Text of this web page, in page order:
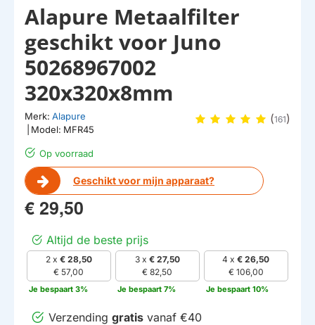
HUISMERK
Op voorraad
Geschikt voor mijn apparaat?
Alapure Metaalfilter
geschikt voor Juno
50268967002
320x320x8mm
Merk: Alapure
Model: MFR45
(161)
€ 29,50
Altijd de beste prijs
2 x € 28,50
€ 57,00
Je bespaart 3%
3 x € 27,50
€ 82,50
Je bespaart 7%
4 x€ 26,50
€ 106,00
Je bespaart 10%
Verzending gratis vanaf €40